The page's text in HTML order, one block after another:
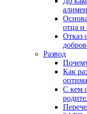
отца и
Отказ
Развод
Как
С кем